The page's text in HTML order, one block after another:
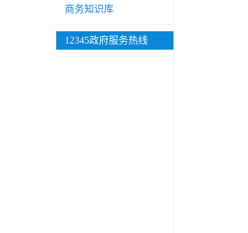
商务知识库
12345政府服务热线